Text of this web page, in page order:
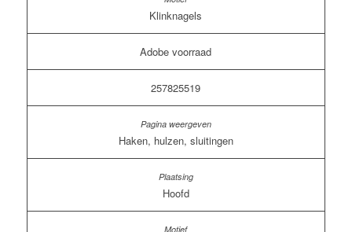
Klinknagels
Adobe voorraad
257825519
Haken, hulzen, sluitingen
Hoofd